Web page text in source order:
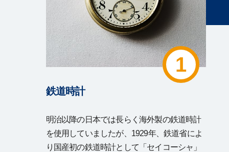
1
鉄道時計
明治以降の日本では長らく海外製の鉄道時計
を使用していましたが、1929年、鉄道省によ
り国産初の鉄道時計として「セイコーシャ」